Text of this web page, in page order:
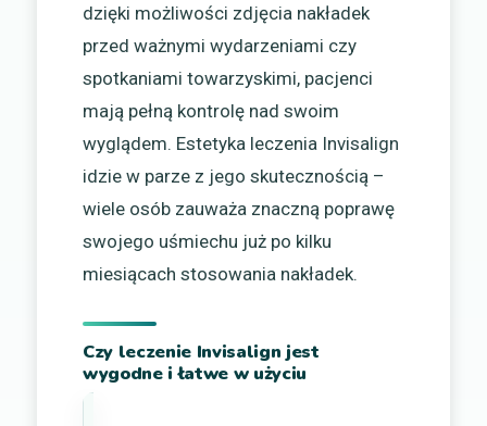
dzięki możliwości zdjęcia nakładek
przed ważnymi wydarzeniami czy
spotkaniami towarzyskimi, pacjenci
mają pełną kontrolę nad swoim
wyglądem. Estetyka leczenia Invisalign
idzie w parze z jego skutecznością –
wiele osób zauważa znaczną poprawę
swojego uśmiechu już po kilku
miesiącach stosowania nakładek.
Czy leczenie Invisalign jest
wygodne i łatwe w użyciu